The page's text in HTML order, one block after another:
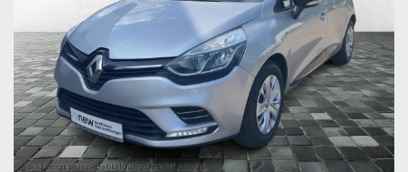
Bild zeigt Beispielabbildung des Fahrzeugs